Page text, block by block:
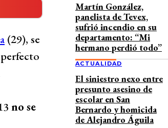
y
es
y
(29), se
no se
Martín González,
panelista de Tevex,
sufrió incendio en su
departamento: “Mi
hermano perdió todo”
ACTUALIDAD
El siniestro nexo entre
presunto asesino de
escolar en San
Bernardo y homicida
de Alejandro Águila